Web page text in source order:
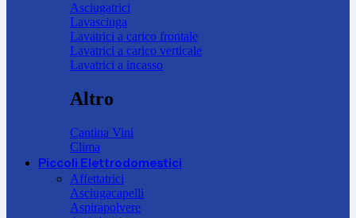
Asciugatrici
Lavasciuga
Lavatrici a carico frontale
Lavatrici a carico verticale
Lavatrici a incasso
Altro
Cantina Vini
Clima
Piccoli Elettrodomestici
Affettatrici
Asciugacapelli
Aspirapolvere